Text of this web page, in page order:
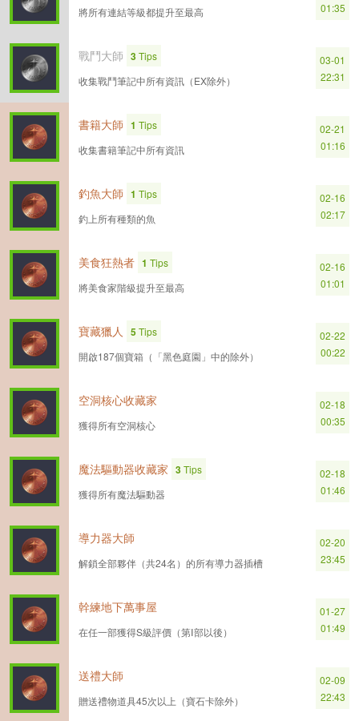
將所有連結等級都提升至最高
01:35
戰鬥大師 3Tips
收集戰鬥筆記中所有資訊（EX除外）
03-01
22:31
書籍大師 1 Tips
收集書籍筆記中所有資訊
02-21
01:16
釣魚大師 1 Tips
釣上所有種類的魚
02-16
02:17
美食狂熱者 1 Tips
將美食家階級提升至最高
02-16
01:01
寶藏獵人 5Tips
開啟187個寶箱（「黑色庭園」中的除外）
02-22
00:22
空洞核心收藏家
獲得所有空洞核心
02-18
00:35
魔法驅動器收藏家 3Tips
獲得所有魔法驅動器
02-18
01:46
導力器大師
解鎖全部夥伴（共24名）的所有導力器插槽
02-20
23:45
幹練地下萬事屋
在任一部獲得S級評價（第Ⅰ部以後）
01-27
01:49
送禮大師
贈送禮物道具45次以上（寶石卡除外）
02-09
22:43